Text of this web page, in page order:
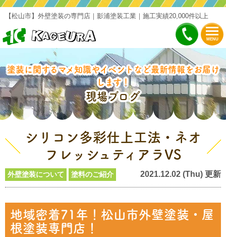
MENU
【松山市】外壁塗装の専門店｜影浦塗装工業｜施工実績20,000件以上
塗装に関するマメ知識やイベントなど最新情報をお届け
します！
現場ブログ
シリコン多彩仕上工法・ネオ
フレッシュティアラVS
外壁塗装について 塗料のご紹介 2021.12.02 (Thu) 更新
地域密着71年！松山市外壁塗装・屋
根塗装専門店！